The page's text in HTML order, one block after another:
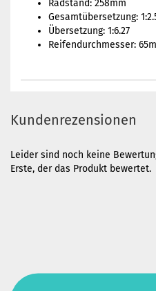
Radstand: 258mm
Gesamtübersetzung:
Übersetzung: 1:6.27
Reifendurchmesser:
Kundenrezensionen
Leider sind noch keine
Erste, der das Produkt bewertet.